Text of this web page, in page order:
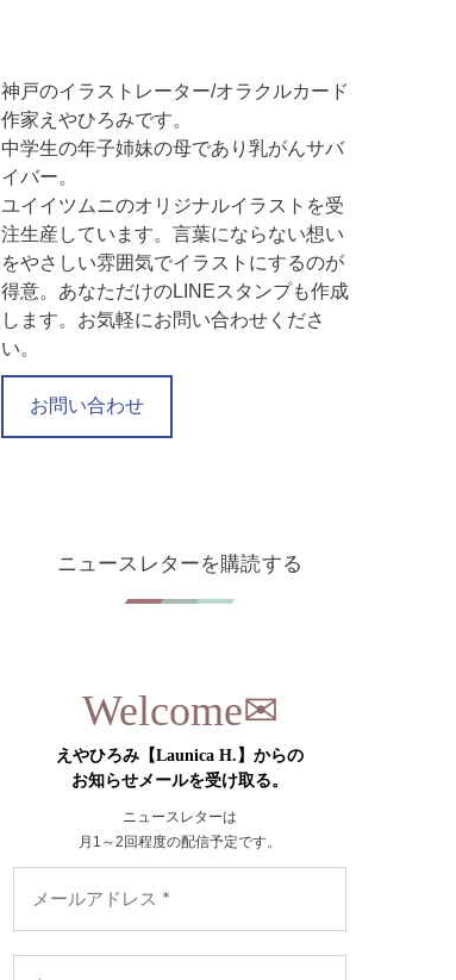
神戸のイラストレーター/オラクルカード
作家えやひろみです。
中学生の年子姉妹の母であり乳がんサバ
イバー。
ユイイツムニのオリジナルイラストを受
注生産しています。言葉にならない想い
をやさしい雰囲気でイラストにするのが
得意。あなただけのLINEスタンプも作成
します。お気軽にお問い合わせくださ
い。
お問い合わせ
ニュースレターを購読する
Welcome✉︎
えやひろみ【Launica H.】からの
お知らせメールを受け取る。
ニュースレターは
月1～2回程度の配信予定です。